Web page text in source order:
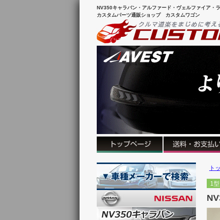
NV350キャラバン・アルファード・ヴェルファイア・
カスタムパーツ通販ショップ カスタムワゴン
ト
1型